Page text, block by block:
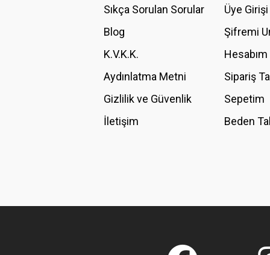
Ürün fiyatı diğer sitelerden daha pahalı.
Bu ürüne benzer farklı alternatifler olmalı.
Sıkça Sorulan Sorular
Blog
K.V.K.K.
Aydınlatma Metni
Gizlilik ve Güvenlik
İletişim
Üye Girişi
Şifremi
Hesabım
Sipariş
Sepetim
Beden